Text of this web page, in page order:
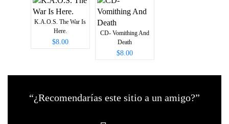
K.A.O.S. The War Is
Here.
$8.00
CD- Vomithing And
Death
$8.00
“¿Recomendarías este sitio a un amigo?”